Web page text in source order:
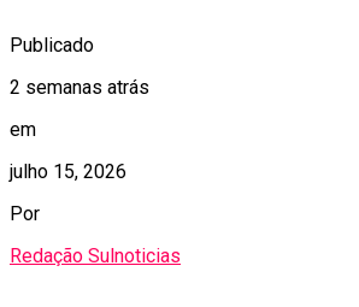
Publicado
2 semanas atrás
em
julho 15, 2026
Por
Redação Sulnoticias